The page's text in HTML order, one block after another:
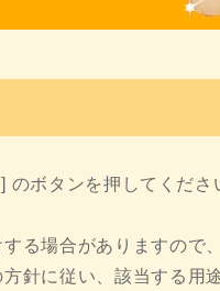
ボタンを押してくださ
る場合がありますので
針に従い、該当する用